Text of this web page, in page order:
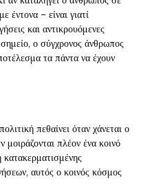
έντονα – είναι γιατί
και αντικρουόμενες
ο σύγχρονος άνθρωπος
τα πάντα να έχουν
πεθαίνει όταν χάνεται ο
πλέον ένα κοινό
αυτός ο κοινός κόσμος